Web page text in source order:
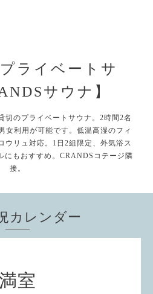
ライベートサ
サウナ】
切のプライベートサウナ。2時間2名
女利用が可能です。低温高湿のフィ
ウリュ対応。1日2組限定、外気浴ス
にもおすすめ。CRANDSコテージ隣
接。
カレンダー
室